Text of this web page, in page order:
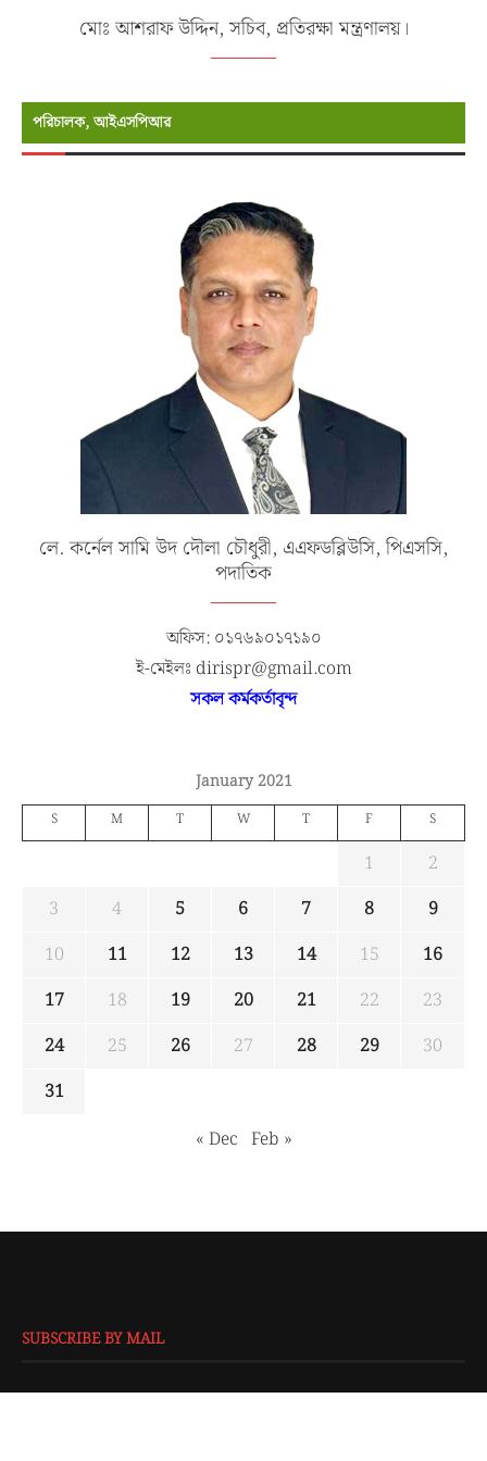
মোঃ আশরাফ উদ্দিন, সচিব, প্রতিরক্ষা মন্ত্রণালয়।
পরিচালক, আইএসপিআর
লে. কর্নেল সামি উদ দৌলা চৌধুরী, এএফডব্লিউসি, পিএসসি,
পদাতিক
অফিস: ০১৭৬৯০১৭১৯০
ই-মেইলঃ dirispr@gmail.com
সকল কর্মকর্তাবৃন্দ
January 2021
S M T W T F S
1
2
3
4 5 6 7 8
9
10
11 12 13 14 15
16
17
18 19 20 21 22
23
24
25 26 27 28 29
30
31
« Dec Feb »
SUBSCRIBE BY MAIL